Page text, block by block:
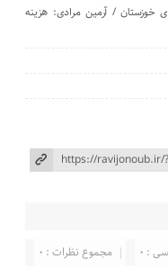
خوزستان / آرمین مرادی: هزینه
مجموع نظرات : 0
: 0